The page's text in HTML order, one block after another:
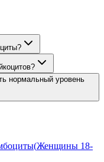
нормальный уровень
(Женщины 18-